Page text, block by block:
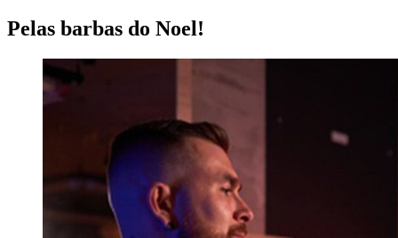
Pelas barbas do Noel!